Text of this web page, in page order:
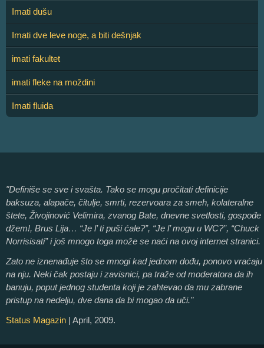
Imati dušu
Imati dve leve noge, a biti dešnjak
imati fakultet
imati fleke na moždini
Imati fluida
"Definiše se sve i svašta. Tako se mogu pročitati definicije
baksuza, alapače, čitulje, smrti, rezervoara za smeh, kolateralne
štete, Živojinović Velimira, zvanog Bate, dnevne svetlosti, gospođe
džem!, Brus Lija… “Je l’ ti puši ćale?”, “Je l’ mogu u WC?”, “Chuck
Norrisisati” i još mnogo toga može se naći na ovoj internet stranici.
Zato ne iznenađuje što se mnogi kad jednom dođu, ponovo vraćaju
na nju. Neki čak postaju i zavisnici, pa traže od moderatora da ih
banuju, poput jednog studenta koji je zahtevao da mu zabrane
pristup na nedelju, dve dana da bi mogao da uči."
Status Magazin | April, 2009.